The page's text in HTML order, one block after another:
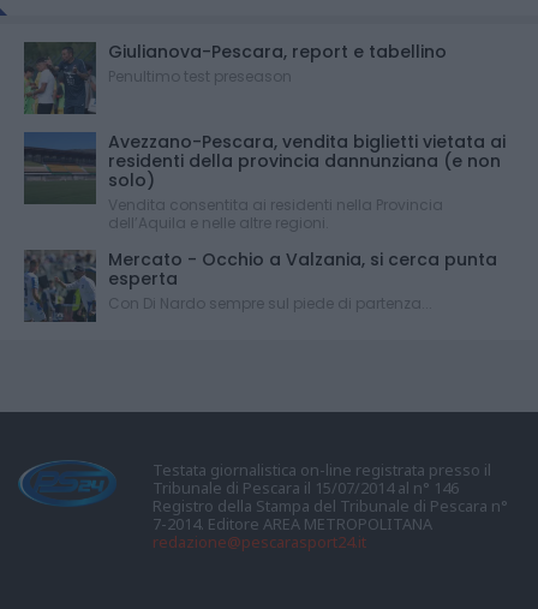
Giulianova-Pescara, report e tabellino
Penultimo test preseason
Avezzano-Pescara, vendita biglietti vietata ai
residenti della provincia dannunziana (e non
solo)
Vendita consentita ai residenti nella Provincia
dell’Aquila e nelle altre regioni.
Mercato - Occhio a Valzania, si cerca punta
esperta
Con Di Nardo sempre sul piede di partenza...
Testata giornalistica on-line registrata presso il
Tribunale di Pescara il 15/07/2014 al n° 146
Registro della Stampa del Tribunale di Pescara n°
7-2014. Editore AREA METROPOLITANA
redazione@pescarasport24.it